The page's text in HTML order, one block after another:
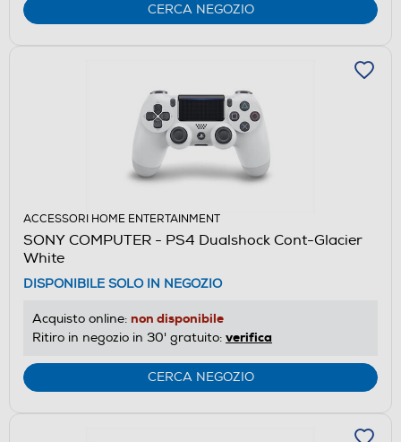
CERCA NEGOZIO
ACCESSORI HOME ENTERTAINMENT
SONY COMPUTER - PS4 Dualshock Cont-Glacier
White
DISPONIBILE SOLO IN NEGOZIO
Acquisto online: non disponibile
Ritiro in negozio in 30' gratuito: verifica
CERCA NEGOZIO